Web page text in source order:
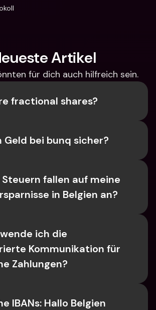
Artikel
für dich auch hilfreich sein.
fractional shares?
Geld bei bunq sicher?
fallen auf meine
in Belgien an?
ich die
Kommunikation für
Zahlungen?
IBANs: Hallo Belgien